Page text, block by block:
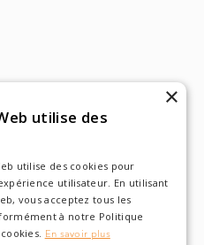
×
utilise des
utilise des cookies pour
utilisateur. En utilisant
vous acceptez tous les
à notre Politique
En savoir plus